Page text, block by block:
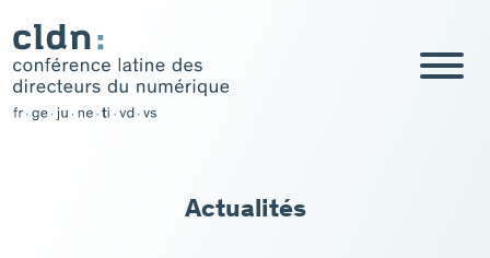
au
contenu
Actualités